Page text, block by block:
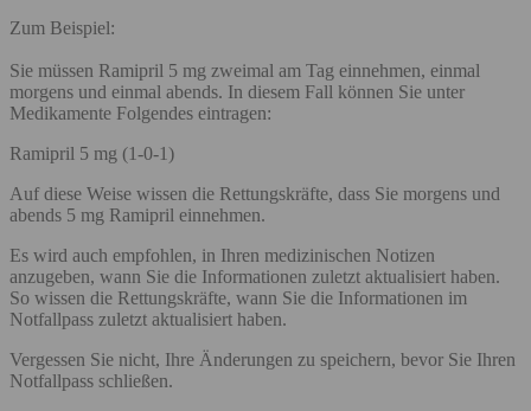
Zum Beispiel:
Sie müssen Ramipril 5 mg zweimal am Tag einnehmen, einmal
morgens und einmal abends. In diesem Fall können Sie unter
Medikamente Folgendes eintragen:
Ramipril 5 mg (1-0-1)
Auf diese Weise wissen die Rettungskräfte, dass Sie morgens und
abends 5 mg Ramipril einnehmen.
Es wird auch empfohlen, in Ihren medizinischen Notizen
anzugeben, wann Sie die Informationen zuletzt aktualisiert haben.
So wissen die Rettungskräfte, wann Sie die Informationen im
Notfallpass zuletzt aktualisiert haben.
Vergessen Sie nicht, Ihre Änderungen zu speichern, bevor Sie Ihren
Notfallpass schließen.